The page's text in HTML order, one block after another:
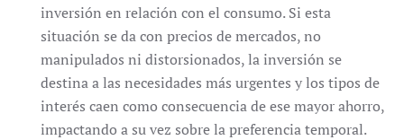
inversión en relación con el consumo. Si esta
situación se da con precios de mercados, no
manipulados ni distorsionados, la inversión se
destina a las necesidades más urgentes y los tipos de
interés caen como consecuencia de ese mayor ahorro,
impactando a su vez sobre la preferencia temporal.